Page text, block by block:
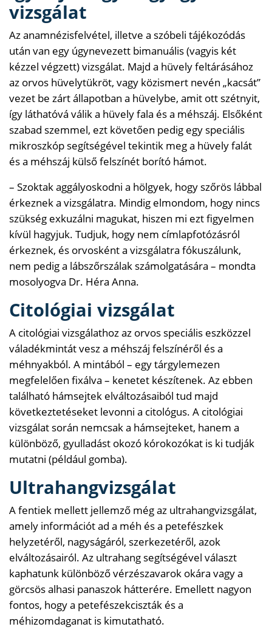
vizsgálat
Az anamnézisfelvétel, illetve a szóbeli tájékozódás
után van egy úgynevezett bimanuális (vagyis két
kézzel végzett) vizsgálat. Majd a hüvely feltárásához
az orvos hüvelytükröt, vagy közismert nevén „kacsát”
vezet be zárt állapotban a hüvelybe, amit ott szétnyit,
így láthatóvá válik a hüvely fala és a méhszáj. Elsőként
szabad szemmel, ezt követően pedig egy speciális
mikroszkóp segítségével tekintik meg a hüvely falát
és a méhszáj külső felszínét borító hámot.
– Szoktak aggályoskodni a hölgyek, hogy szőrös lábbal
érkeznek a vizsgálatra. Mindig elmondom, hogy nincs
szükség exkuzálni magukat, hiszen mi ezt figyelmen
kívül hagyjuk. Tudjuk, hogy nem címlapfotózásról
érkeznek, és orvosként a vizsgálatra fókuszálunk,
nem pedig a lábszőrszálak számolgatására – mondta
mosolyogva Dr. Héra Anna.
Citológiai vizsgálat
A citológiai vizsgálathoz az orvos speciális eszközzel
váladékmintát vesz a méhszáj felszínéről és a
méhnyakból. A mintából – egy tárgylemezen
megfelelően fixálva – kenetet készítenek. Az ebben
található hámsejtek elváltozásaiból tud majd
következtetéseket levonni a citológus. A citológiai
vizsgálat során nemcsak a hámsejteket, hanem a
különböző, gyulladást okozó kórokozókat is ki tudják
mutatni (például gomba).
Ultrahangvizsgálat
A fentiek mellett jellemző még az ultrahangvizsgálat,
amely információt ad a méh és a petefészkek
helyzetéről, nagyságáról, szerkezetéről, azok
elváltozásairól. Az ultrahang segítségével választ
kaphatunk különböző vérzészavarok okára vagy a
görcsös alhasi panaszok hátterére. Emellett nagyon
fontos, hogy a petefészekciszták és a
méhizomdaganat is kimutatható.